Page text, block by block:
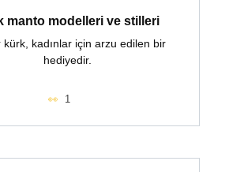
manto modelleri ve stilleri
kürk, kadınlar için arzu edilen bir
hediyedir.
1